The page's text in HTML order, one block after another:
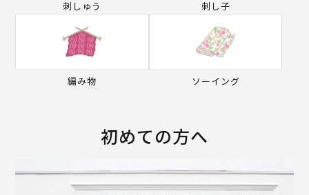
刺しゅう 刺し子
編み物 ソーイング
初めての方へ